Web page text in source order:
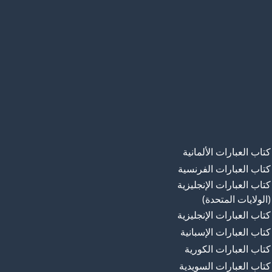
كتاب العبارات الألمانية
كتاب العبارات الفرنسية
كتاب العبارات الإنجليزية
(الولايات المتحدة)
كتاب العبارات الإنجليزية
كتاب العبارات الإسبانية
كتاب العبارات الكورية
كتاب العبارات السويدية